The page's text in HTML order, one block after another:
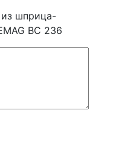
из шприца-
BC 236